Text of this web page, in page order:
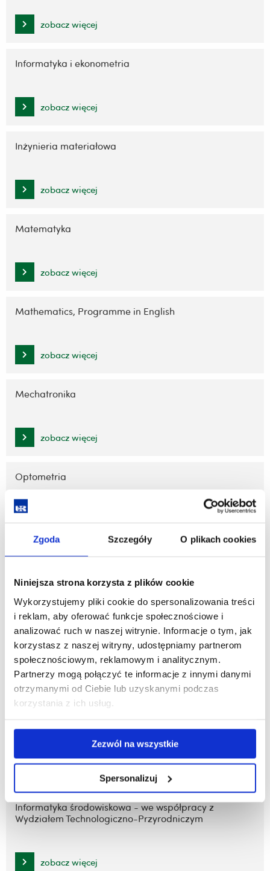
Zgoda Szczegóły O plikach cookies
Niniejsza strona korzysta z plików cookie
Wykorzystujemy pliki cookie do spersonalizowania treści
i reklam, aby oferować funkcje społecznościowe i
analizować ruch w naszej witrynie. Informacje o tym, jak
korzystasz z naszej witryny, udostępniamy partnerom
społecznościowym, reklamowym i analitycznym.
Partnerzy mogą połączyć te informacje z innymi danymi
otrzymanymi od Ciebie lub uzyskanymi podczas
korzystania z ich usług.
Zezwól na wszystkie
Spersonalizuj
zobacz więcej
Informatyka i ekonometria
zobacz więcej
Inżynieria materiałowa
zobacz więcej
Matematyka
zobacz więcej
Mathematics, Programme in English
zobacz więcej
Mechatronika
zobacz więcej
Optometria
Systemy diagnostyczne w medycynie
zobacz więcej
Sztuczna inteligencja
zobacz więcej
zobacz więcej
Informatyka środowiskowa - we współpracy z
Wydziałem Technologiczno-Przyrodniczym
zobacz więcej